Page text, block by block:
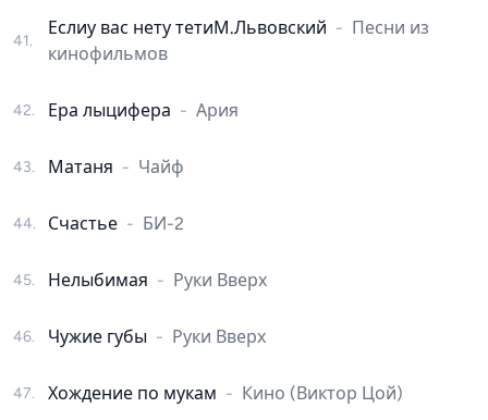
41.
Еслиу вас нету тетиМ.Львовский - Песни из
кинофильмов
42. Ера лыцифера - Ария
43. Матаня - Чайф
44. Счастье - БИ-2
45. Нелыбимая - Руки Вверх
46. Чужие губы - Руки Вверх
47. Хождение по мукам - Кино (Виктор Цой)